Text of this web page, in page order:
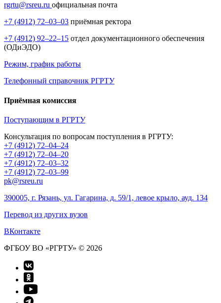
rgrtu@rsreu.ru официальная почта
+7 (4912) 72–03–03 приёмная ректора
+7 (4912) 92–22–15 отдел документационного обеспечения
(ОДиЭДО)
Режим, график работы
Телефонный справочник РГРТУ
Приёмная комиссия
Поступающим в РГРТУ
Консультация по вопросам поступления в РГРТУ:
+7 (4912) 72–04–24
+7 (4912) 72–04–20
+7 (4912) 72–03–32
+7 (4912) 72–03–99
pk@rsreu.ru
390005, г. Рязань, ул. Гагарина, д. 59/1, левое крыло, ауд. 134
Перевод из других вузов
ВКонтакте
ФГБОУ ВО «РГРТУ» © 2026